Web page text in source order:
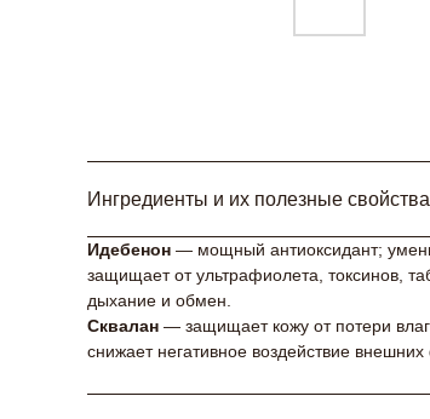
Ингредиенты и их полезные свойства
Идебенон — мощный антиоксидант;
защищает от ультрафиолета, токсинов,
дыхание и обмен.
Сквалан — защищает кожу от потери
снижает негативное воздействие внешних